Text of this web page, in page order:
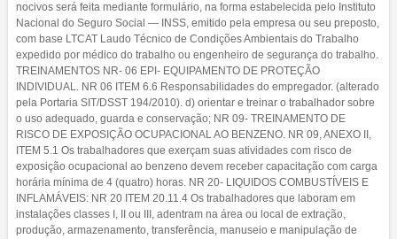
nocivos será feita mediante formulário, na forma estabelecida pelo Instituto
Nacional do Seguro Social — INSS, emitido pela empresa ou seu preposto,
com base LTCAT Laudo Técnico de Condições Ambientais do Trabalho
expedido por médico do trabalho ou engenheiro de segurança do trabalho.
TREINAMENTOS NR- 06 EPI- EQUIPAMENTO DE PROTEÇÃO
INDIVIDUAL. NR 06 ITEM 6.6 Responsabilidades do empregador. (alterado
pela Portaria SIT/DSST 194/2010). d) orientar e treinar o trabalhador sobre
o uso adequado, guarda e conservação; NR 09- TREINAMENTO DE
RISCO DE EXPOSIÇÃO OCUPACIONAL AO BENZENO. NR 09, ANEXO II,
ITEM 5.1 Os trabalhadores que exerçam suas atividades com risco de
exposição ocupacional ao benzeno devem receber capacitação com carga
horária mínima de 4 (quatro) horas. NR 20- LIQUIDOS COMBUSTÍVEIS E
INFLAMÁVEIS: NR 20 ITEM 20.11.4 Os trabalhadores que laboram em
instalações classes I, II ou III, adentram na área ou local de extração,
produção, armazenamento, transferência, manuseio e manipulação de